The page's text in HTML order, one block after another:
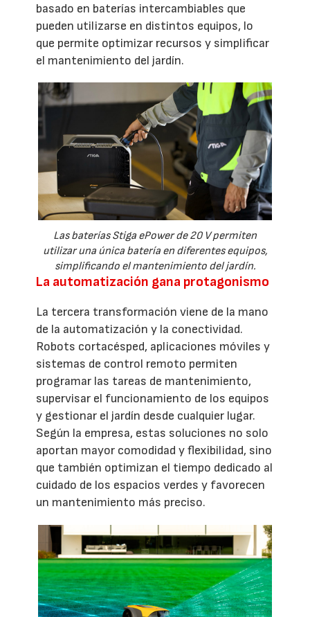
basado en baterías intercambiables que
pueden utilizarse en distintos equipos, lo
que permite optimizar recursos y simplificar
el mantenimiento del jardín.
Las baterías Stiga ePower de 20 V permiten
utilizar una única batería en diferentes equipos,
simplificando el mantenimiento del jardín.
La automatización gana protagonismo
La tercera transformación viene de la mano
de la automatización y la conectividad.
Robots cortacésped, aplicaciones móviles y
sistemas de control remoto permiten
programar las tareas de mantenimiento,
supervisar el funcionamiento de los equipos
y gestionar el jardín desde cualquier lugar.
Según la empresa, estas soluciones no solo
aportan mayor comodidad y flexibilidad, sino
que también optimizan el tiempo dedicado al
cuidado de los espacios verdes y favorecen
un mantenimiento más preciso.